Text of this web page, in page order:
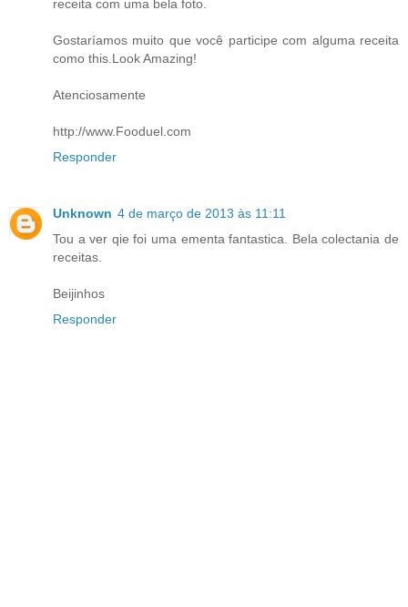
receita com uma bela foto.
Gostaríamos muito que você participe com alguma receita
como this.Look Amazing!
Atenciosamente
http://www.Fooduel.com
Responder
Unknown 4 de março de 2013 às 11:11
Tou a ver qie foi uma ementa fantastica. Bela colectania de
receitas.
Beijinhos
Responder